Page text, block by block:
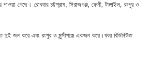
গেছে। রোববার চট্টগ্রাম, সিরাজগঞ্জ, ফেনী, টাঙ্গাইল, রংপুর ও
দুই জন করে এবং রংপুর ও মুন্সীগঞ্জে একজন করে।খবর বিডিনিউজ